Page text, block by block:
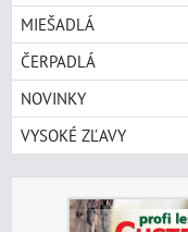
MIEŠADLÁ
ČERPADLÁ
NOVINKY
VYSOKÉ ZĽAVY